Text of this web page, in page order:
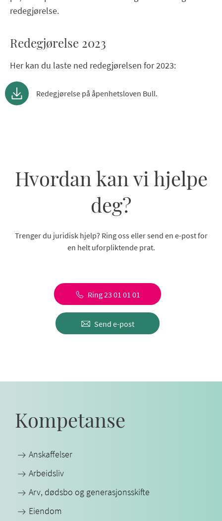
redegjørelse.
Redegjørelse 2023
Her kan du laste ned redegjørelsen for 2023:
Redegjørelse på åpenhetsloven Bull.
Hvordan kan vi hjelpe
deg?
Trenger du juridisk hjelp? Ring oss eller send en e-post for
en helt uforpliktende prat.
Ring 23 01 01 01
Send e-post
Kompetanse
Anskaffelser
Arbeidsliv
Arv, dødsbo og generasjonsskifte
Eiendom